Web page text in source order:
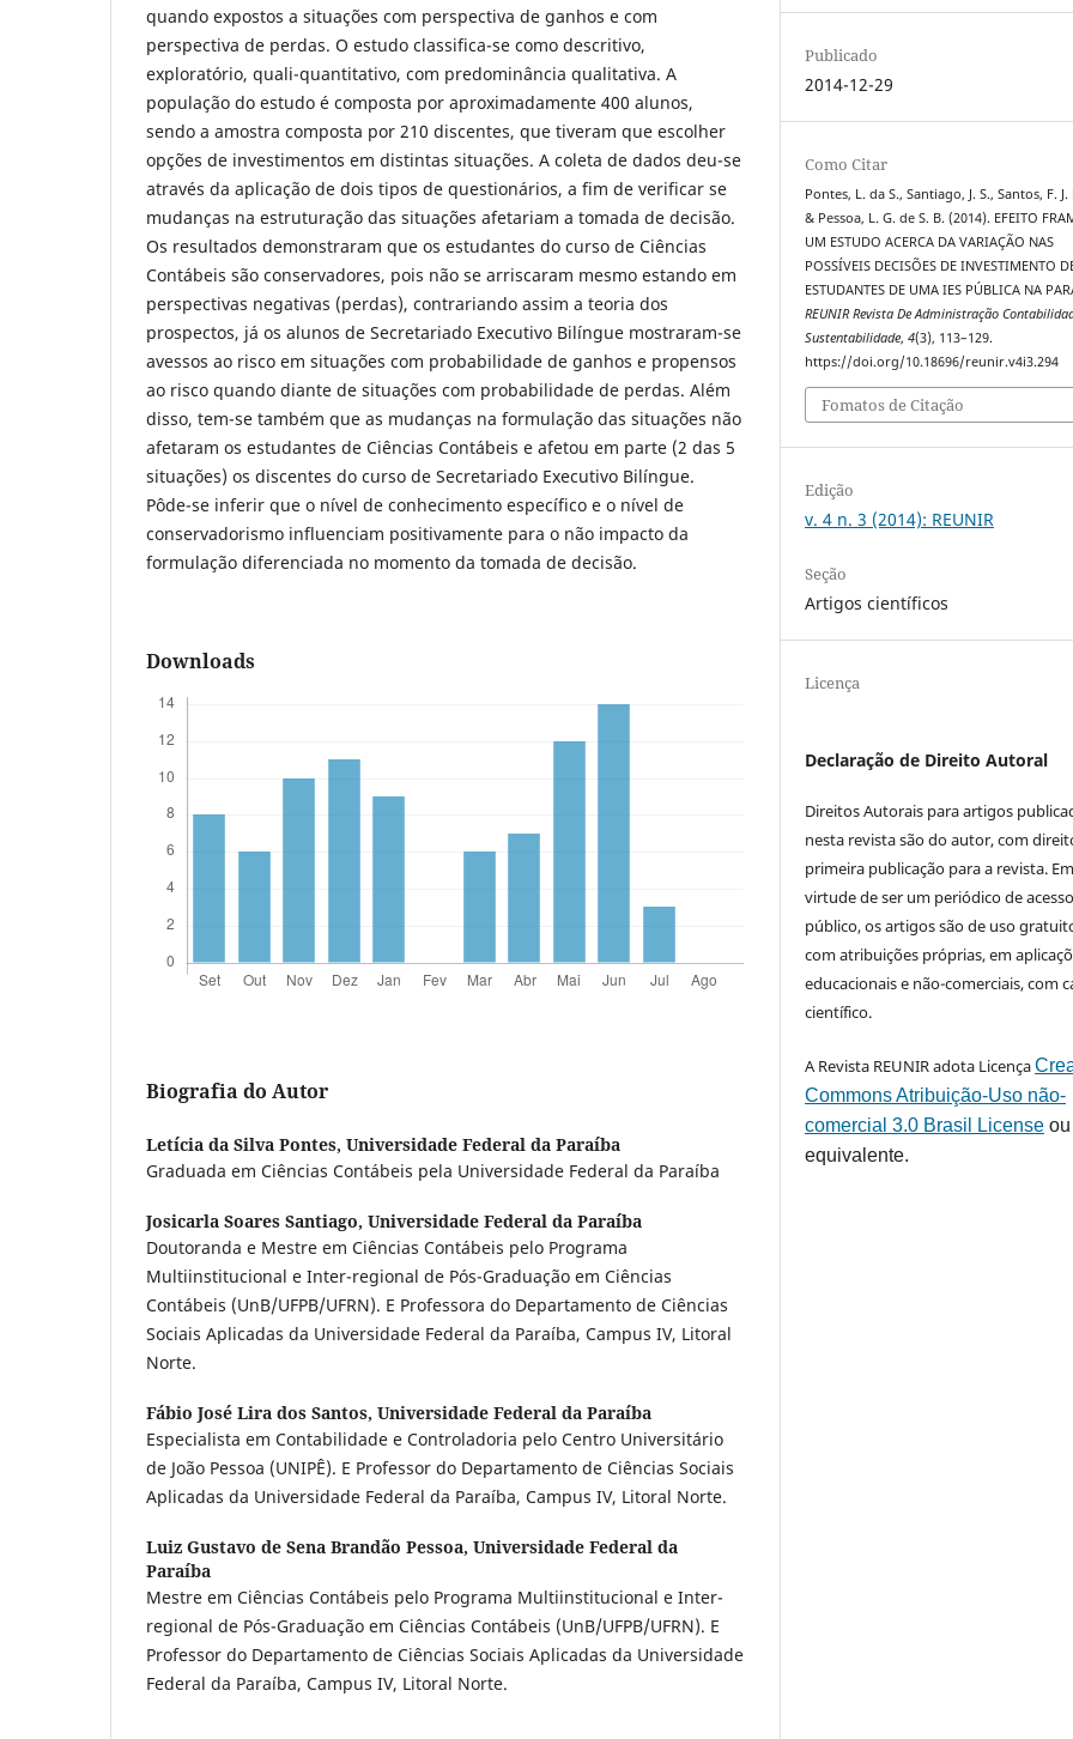
quando expostos a situações com perspectiva de ganhos e com
perspectiva de perdas. O estudo classifica-se como descritivo,
exploratório, quali-quantitativo, com predominância qualitativa. A
população do estudo é composta por aproximadamente 400 alunos,
sendo a amostra composta por 210 discentes, que tiveram que escolher
opções de investimentos em distintas situações. A coleta de dados deu-se
através da aplicação de dois tipos de questionários, a fim de verificar se
mudanças na estruturação das situações afetariam a tomada de decisão.
Os resultados demonstraram que os estudantes do curso de Ciências
Contábeis são conservadores, pois não se arriscaram mesmo estando em
perspectivas negativas (perdas), contrariando assim a teoria dos
prospectos, já os alunos de Secretariado Executivo Bilíngue mostraram-se
avessos ao risco em situações com probabilidade de ganhos e propensos
ao risco quando diante de situações com probabilidade de perdas. Além
disso, tem-se também que as mudanças na formulação das situações não
afetaram os estudantes de Ciências Contábeis e afetou em parte (2 das 5
situações) os discentes do curso de Secretariado Executivo Bilíngue.
Pôde-se inferir que o nível de conhecimento específico e o nível de
conservadorismo influenciam positivamente para o não impacto da
formulação diferenciada no momento da tomada de decisão.
Downloads
Biografia do Autor
Letícia da Silva Pontes, Universidade Federal da Paraíba
Graduada em Ciências Contábeis pela Universidade Federal da Paraíba
Josicarla Soares Santiago, Universidade Federal da Paraíba
Doutoranda e Mestre em Ciências Contábeis pelo Programa
Multiinstitucional e Inter-regional de Pós-Graduação em Ciências
Contábeis (UnB/UFPB/UFRN). E Professora do Departamento de Ciências
Sociais Aplicadas da Universidade Federal da Paraíba, Campus IV, Litoral
Norte.
Fábio José Lira dos Santos, Universidade Federal da Paraíba
Especialista em Contabilidade e Controladoria pelo Centro Universitário
de João Pessoa (UNIPÊ). E Professor do Departamento de Ciências Sociais
Aplicadas da Universidade Federal da Paraíba, Campus IV, Litoral Norte.
Luiz Gustavo de Sena Brandão Pessoa, Universidade Federal da
Paraíba
Mestre em Ciências Contábeis pelo Programa Multiinstitucional e Inter-
regional de Pós-Graduação em Ciências Contábeis (UnB/UFPB/UFRN). E
Professor do Departamento de Ciências Sociais Aplicadas da Universidade
Federal da Paraíba, Campus IV, Litoral Norte.
Publicado
2014-12-29
Como Citar
Pontes, L. da S., Santiago, J. S., Santos, F. J.
& Pessoa, L. G. de S. B. (2014). EFEITO
UM ESTUDO ACERCA DA VARIAÇÃO NAS
POSSÍVEIS DECISÕES DE INVESTIMENTO
ESTUDANTES DE UMA IES PÚBLICA NA
REUNIR Revista De Administração
Sustentabilidade,4(3), 113–129.
https://doi.org/10.18696/reunir.v4i3.294
Fomatos de Citação
Edição
v. 4 n. 3 (2014): REUNIR
Seção
Artigos científicos
Licença
Declaração de Direito Autoral
Direitos Autorais para artigos
nesta revista são do autor, com
primeira publicação para a revista. Em
virtude de ser um periódico de acesso
público, os artigos são de uso
com atribuições próprias, em
educacionais e não-comerciais, com
científico.
A Revista REUNIR adota Licença
Commons Atribuição-Uso não-
comercial 3.0 Brasil License
equivalente.